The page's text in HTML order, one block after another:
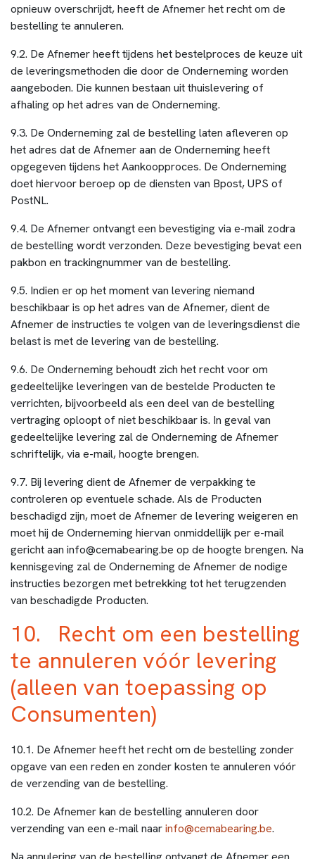
opnieuw overschrijdt, heeft de Afnemer het recht om de
bestelling te annuleren.
9.2. De Afnemer heeft tijdens het bestelproces de keuze uit
de leveringsmethoden die door de Onderneming worden
aangeboden. Die kunnen bestaan uit thuislevering of
afhaling op het adres van de Onderneming.
9.3. De Onderneming zal de bestelling laten afleveren op
het adres dat de Afnemer aan de Onderneming heeft
opgegeven tijdens het Aankoopproces. De Onderneming
doet hiervoor beroep op de diensten van Bpost, UPS of
PostNL.
9.4. De Afnemer ontvangt een bevestiging via e-mail zodra
de bestelling wordt verzonden. Deze bevestiging bevat een
pakbon en trackingnummer van de bestelling.
9.5. Indien er op het moment van levering niemand
beschikbaar is op het adres van de Afnemer, dient de
Afnemer de instructies te volgen van de leveringsdienst die
belast is met de levering van de bestelling.
9.6. De Onderneming behoudt zich het recht voor om
gedeeltelijke leveringen van de bestelde Producten te
verrichten, bijvoorbeeld als een deel van de bestelling
vertraging oploopt of niet beschikbaar is. In geval van
gedeeltelijke levering zal de Onderneming de Afnemer
schriftelijk, via e-mail, hoogte brengen.
9.7. Bij levering dient de Afnemer de verpakking te
controleren op eventuele schade. Als de Producten
beschadigd zijn, moet de Afnemer de levering weigeren en
moet hij de Onderneming hiervan onmiddellijk per e-mail
gericht aan info@cemabearing.be op de hoogte brengen. Na
kennisgeving zal de Onderneming de Afnemer de nodige
instructies bezorgen met betrekking tot het terugzenden
van beschadigde Producten.
10. Recht om een bestelling
te annuleren vóór levering
(alleen van toepassing op
Consumenten)
10.1. De Afnemer heeft het recht om de bestelling zonder
opgave van een reden en zonder kosten te annuleren vóór
de verzending van de bestelling.
10.2. De Afnemer kan de bestelling annuleren door
verzending van een e-mail naarinfo@cemabearing.be.